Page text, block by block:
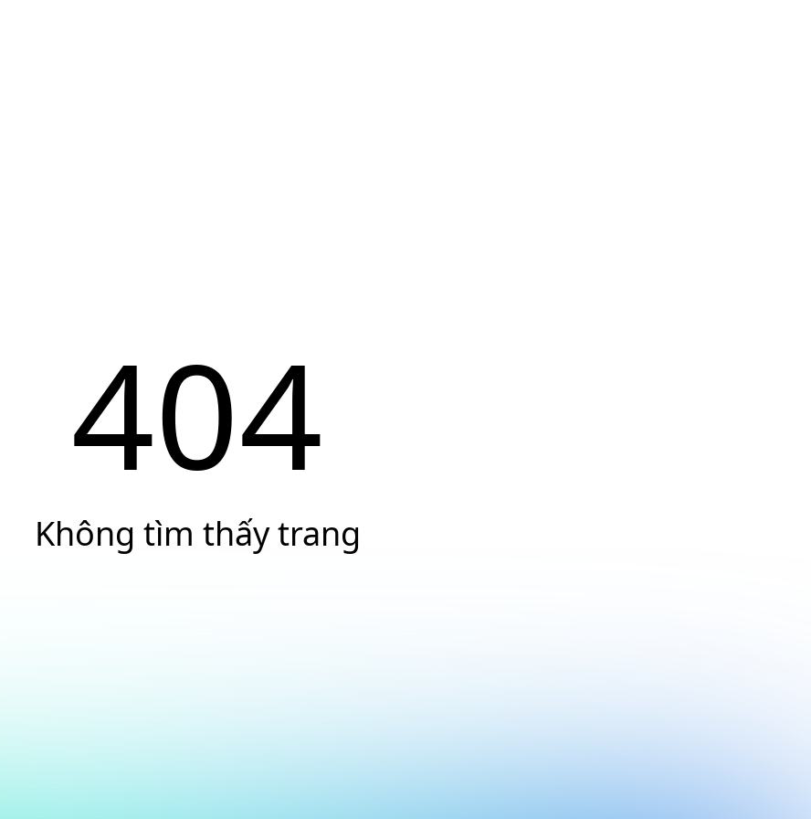
404
Không tìm thấy trang